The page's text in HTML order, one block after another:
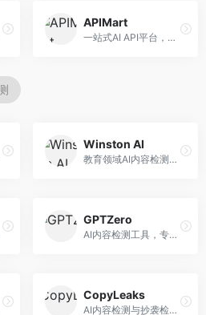
APIMart
一站式AI API平台，整合多种AI服务。面向开发者，提供模型API、图像处理、语音识别等服务，API种类丰富。
Winston AI
教育领域AI内容检测平台，专注于学术诚信。面向教育机构，提供AI内容检测、抄袭检测、报告生成等服务，教育适配性强。
GPTZero
AI内容检测工具，专注于AI生成文本识别。面向教育工作者和出版商，提供文本检测、批量分析、API接口等服务，检测准确率高。
CopyLeaks
AI内容检测与抄袭检测平台，专注于内容原创性验证。面向教育机构和出版商，提供AI检测、抄袭检测、多语言支持等服务，检测全面。